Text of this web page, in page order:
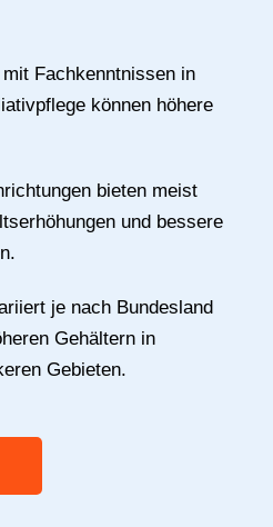
Fachkenntnissen in
können höhere
bieten meist
und bessere
je nach Bundesland
Gehältern in
Gebieten.